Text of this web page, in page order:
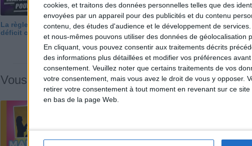
cookies, et traitons des données personnelles telles que des
envoyées par un appareil pour des publicités et du contenu
contenu, des études d'audience et le développement de services.
et nous-mêmes pouvons utiliser des données de géolocalisation
En cliquant, vous pouvez consentir aux traitements décrits
des informations plus détaillées et modifier vos préférences
consentement. Veuillez noter que certains traitements de vos
votre consentement, mais vous avez le droit de vous y opposer.
retirer votre consentement à tout moment en revenant sur ce
en bas de la page Web.
La règle N°1 pour maigrir : le
déficit calorique
Perdre 10 kg : ma méthode
est imparable
Et
Je
Vous m'avez demandé